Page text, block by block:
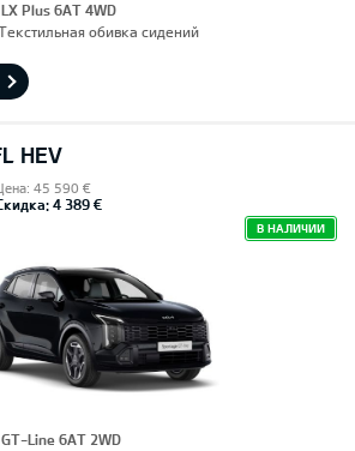
Plus 6AT 4WD
обивка сидений
HEV
45 590 €
4 389 €
В НАЛИЧИИ
Line 6AT 2WD